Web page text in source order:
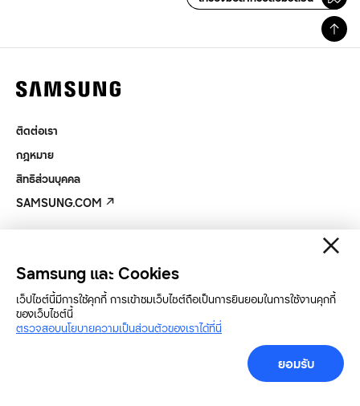
ติดต่อเรา
กฎหมาย
สิทธิส่วนบุคคล
SAMSUNG.COM
Samsung และ Cookies
เว็ปไซต์นี้มีการใช้คุกกี้ การเข้าชมเว็บไซต์ถือเป็นการยินยอมในการใช้งานคุกกี้
ของเว็บไซต์นี้
ตรวจสอบนโยบายความเป็นส่วนตัวของเราได้ที่นี่
ยอมรับ